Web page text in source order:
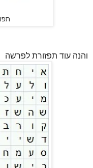
והנה עוד תפזורת לפרשה